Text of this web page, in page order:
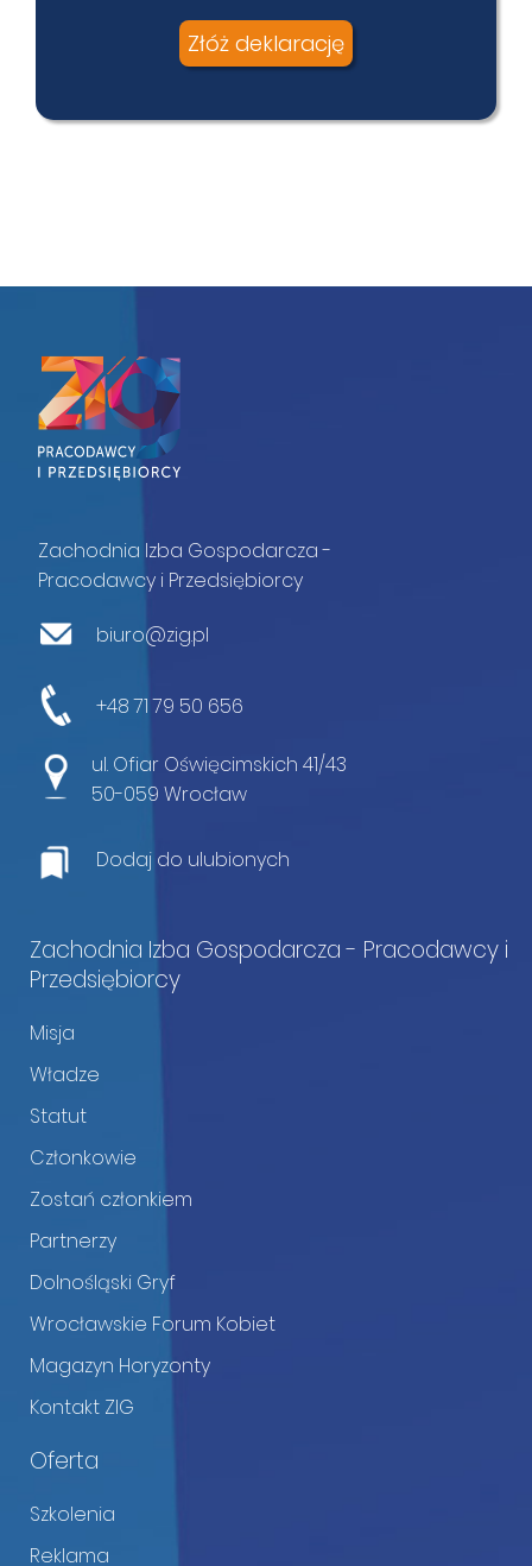
Złóż deklarację
Zachodnia Izba Gospodarcza -
Pracodawcy i Przedsiębiorcy
biuro@zig.pl
+48 71 79 50 656
ul. Ofiar Oświęcimskich 41/43
50-059 Wrocław
Dodaj do ulubionych
Zachodnia Izba Gospodarcza - Pracodawcy i
Przedsiębiorcy
Misja
Władze
Statut
Członkowie
Zostań członkiem
Partnerzy
Dolnośląski Gryf
Wrocławskie Forum Kobiet
Magazyn Horyzonty
Kontakt ZIG
Oferta
Szkolenia
Reklama